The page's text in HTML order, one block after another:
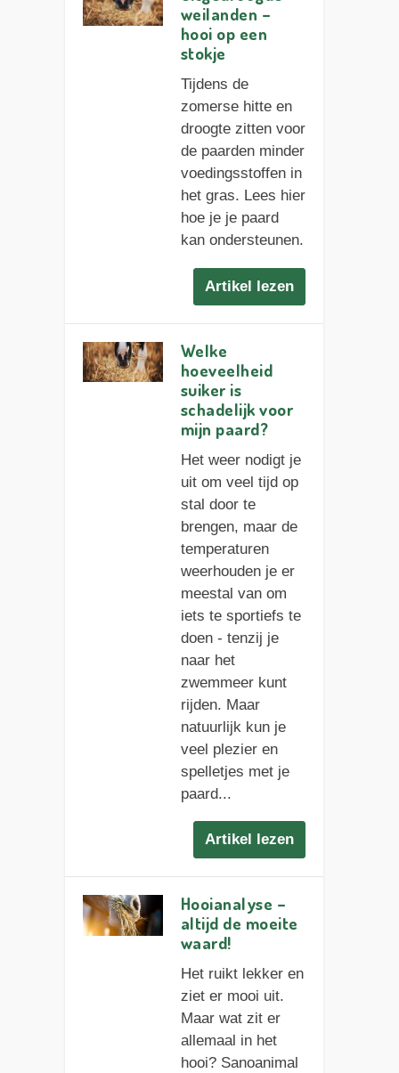
weilanden –
hooi op een
stokje
Tijdens de
zomerse hitte en
droogte zitten voor
de paarden minder
voedingsstoffen in
het gras. Lees hier
hoe je je paard
kan ondersteunen.
Artikel lezen
Welke
hoeveelheid
suiker is
schadelijk voor
mijn paard?
Het weer nodigt je
uit om veel tijd op
stal door te
brengen, maar de
temperaturen
weerhouden je er
meestal van om
iets te sportiefs te
doen - tenzij je
naar het
zwemmeer kunt
rijden. Maar
natuurlijk kun je
veel plezier en
spelletjes met je
paard...
Artikel lezen
Hooianalyse –
altijd de moeite
waard!
Het ruikt lekker en
ziet er mooi uit.
Maar wat zit er
allemaal in het
hooi? Sanoanimal